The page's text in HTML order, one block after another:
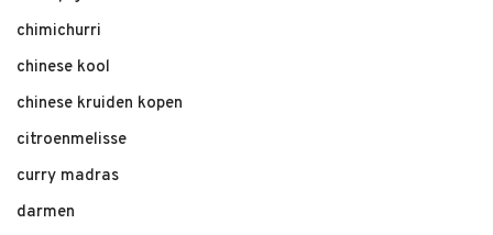
chimichurri
chinese kool
chinese kruiden kopen
citroenmelisse
curry madras
darmen